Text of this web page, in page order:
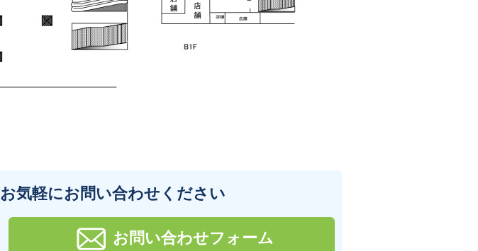
お気軽にお問い合わせください
お問い合わせフォーム